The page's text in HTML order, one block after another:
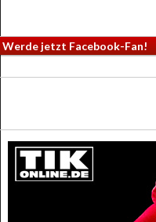
Werde jetzt Facebook-Fan!